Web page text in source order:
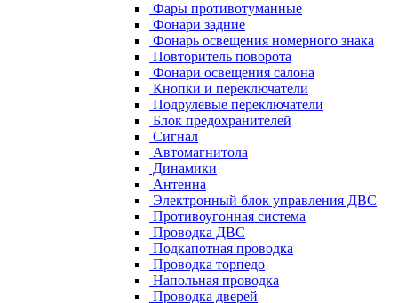
Фары противотуманные
Фонари задние
Фонарь освещения номерного знака
Повторитель поворота
Фонари освещения салона
Кнопки и переключатели
Подрулевые переключатели
Блок предохранителей
Сигнал
Автомагнитола
Динамики
Антенна
Электронный блок управления ДВС
Противоугонная система
Проводка ДВС
Подкапотная проводка
Проводка торпедо
Напольная проводка
Проводка дверей